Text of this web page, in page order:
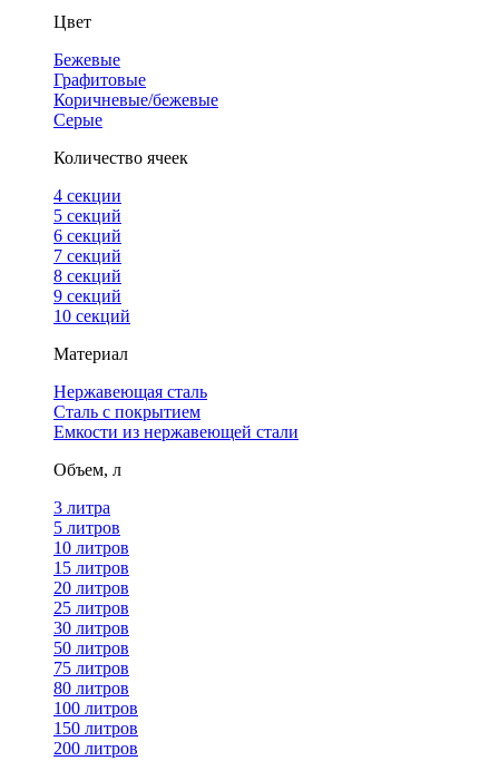
Цвет
Бежевые
Графитовые
Коричневые/бежевые
Серые
Количество ячеек
4 cекции
5 секций
6 секций
7 секций
8 секций
9 секций
10 секций
Материал
Нержавеющая сталь
Сталь с покрытием
Емкости из нержавеющей стали
Объем, л
3 литра
5 литров
10 литров
15 литров
20 литров
25 литров
30 литров
50 литров
75 литров
80 литров
100 литров
150 литров
200 литров